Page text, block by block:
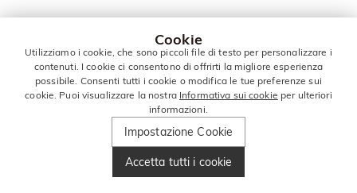
Cookie
Utilizziamo i cookie, che sono piccoli file di testo per personalizzare i
contenuti. I cookie ci consentono di offrirti la migliore esperienza
possibile. Consenti tutti i cookie o modifica le tue preferenze sui
cookie. Puoi visualizzare la nostra Informativa sui cookie per ulteriori
informazioni.
Impostazione Cookie
Accetta tutti i cookie